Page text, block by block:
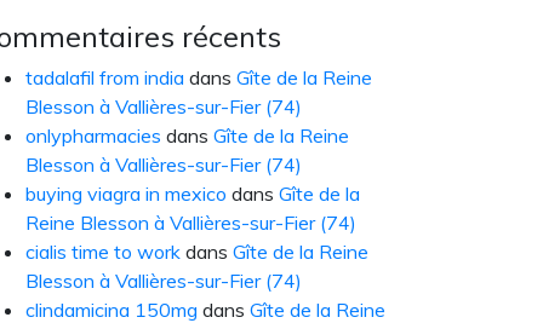
récents
tadalafil from india dans Gîte de la Reine
Blesson à Vallières-sur-Fier (74)
onlypharmacies dans Gîte de la Reine
Blesson à Vallières-sur-Fier (74)
buying viagra in mexico dans Gîte de la
Reine Blesson à Vallières-sur-Fier (74)
cialis time to work dans Gîte de la Reine
Blesson à Vallières-sur-Fier (74)
clindamicina 150mg dans Gîte de la Reine